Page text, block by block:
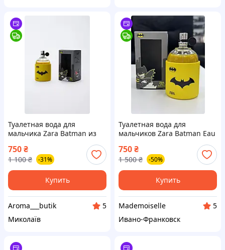
Туалетная вода для
мальчика Zara Batman из
коллекции DC Comics.80мл
750₴
1 100 ₴ -31%
Купить
Aroma___butik
5
Миколаїв
Туалетная вода для
мальчиков Zara Batman Eau
750₴
1 500 ₴ -50%
Купить
Mademoiselle
5
Ивано-Франковск